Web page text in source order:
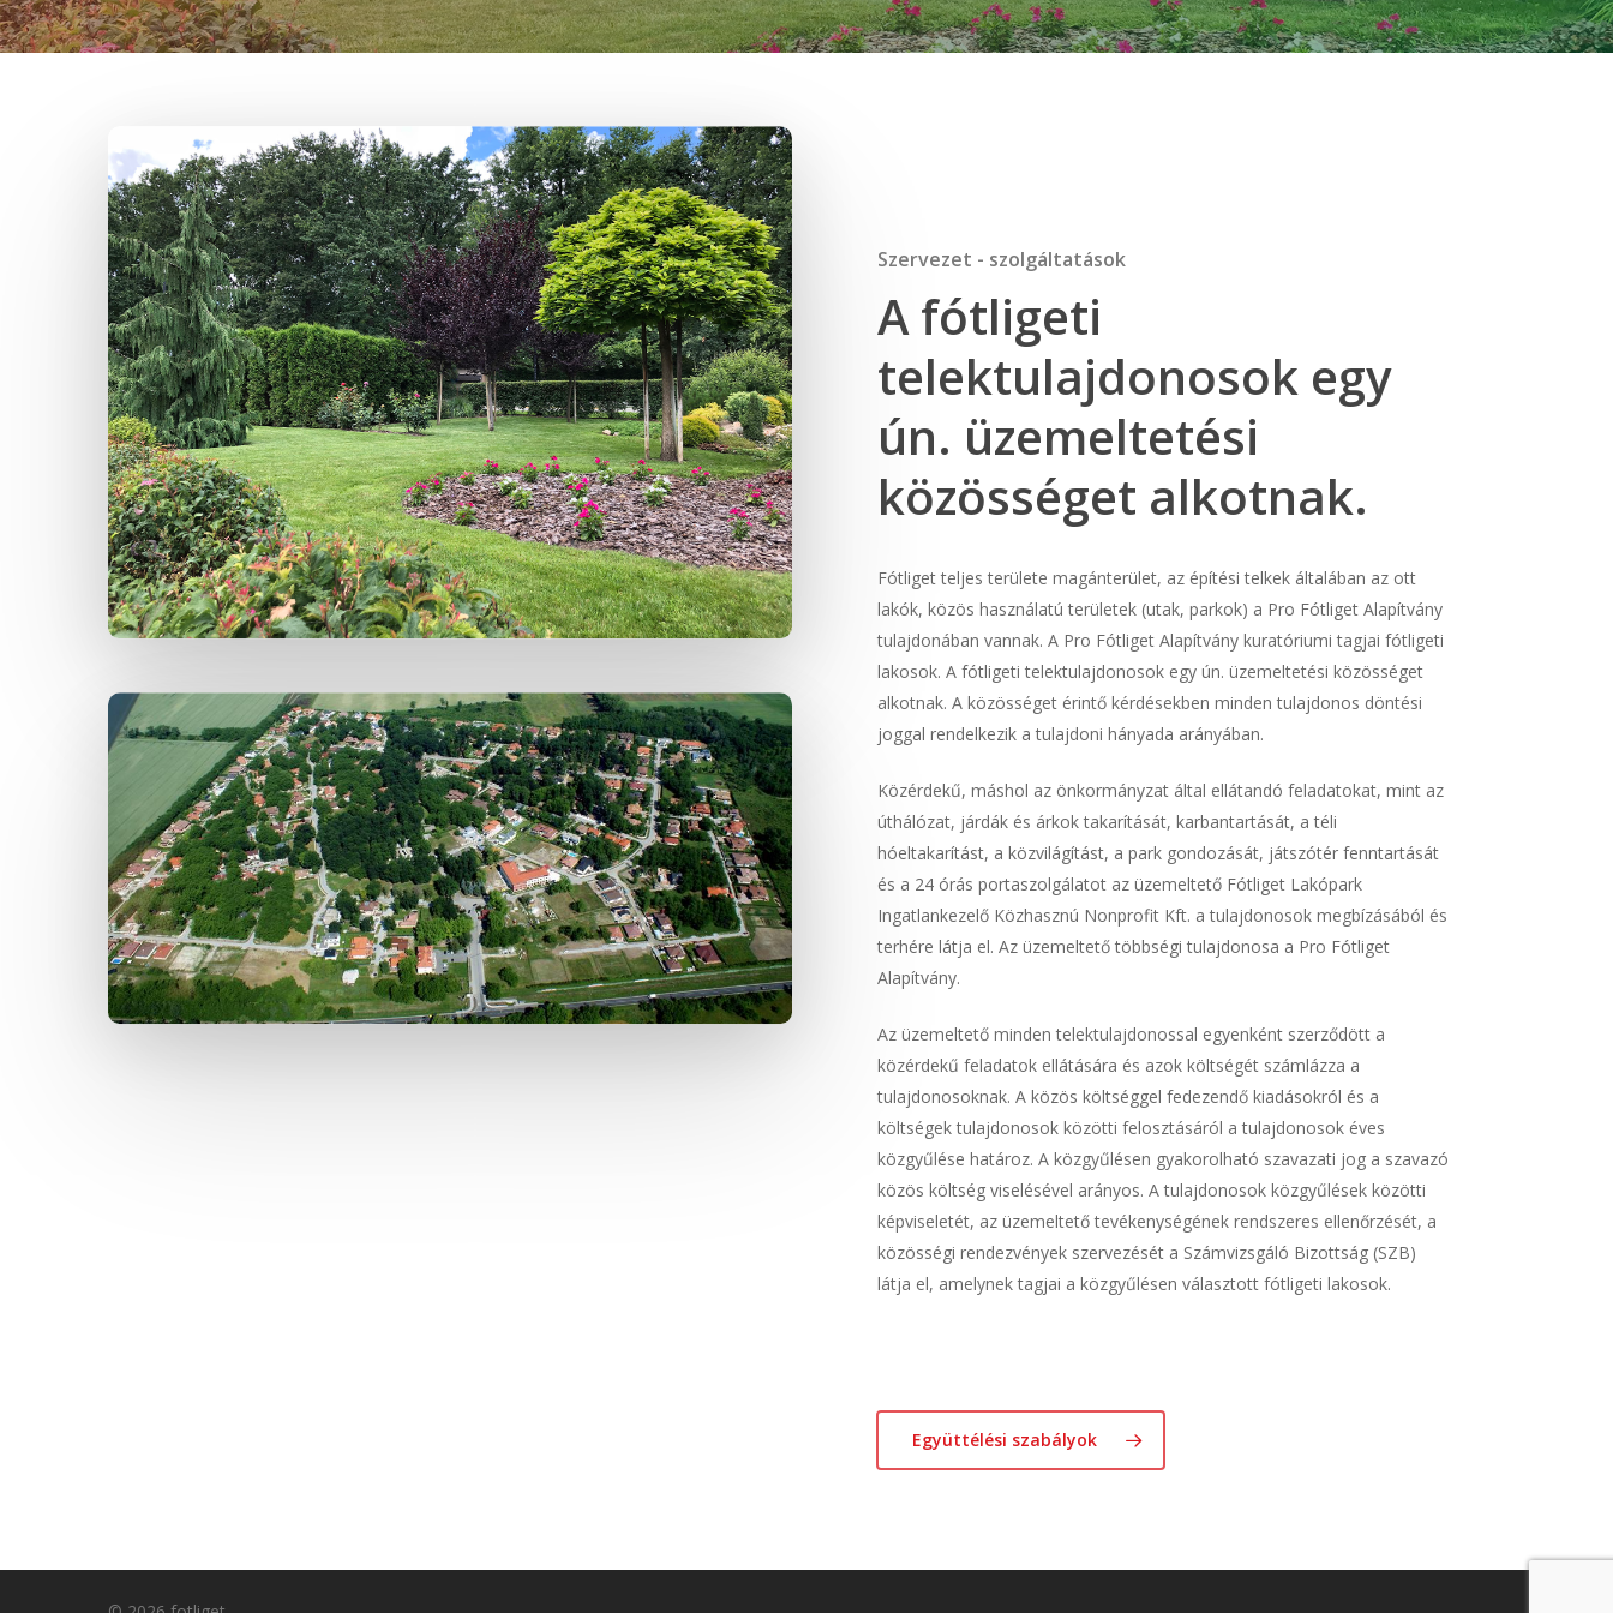
Szervezet - szolgáltatások
A fótligeti
telektulajdonosok egy
ún. üzemeltetési
közösséget alkotnak.
Fótliget teljes területe magánterület, az építési telkek általában az ott
lakók, közös használatú területek (utak, parkok) a Pro Fótliget Alapítvány
tulajdonában vannak. A Pro Fótliget Alapítvány kuratóriumi tagjai fótligeti
lakosok. A fótligeti telektulajdonosok egy ún. üzemeltetési közösséget
alkotnak. A közösséget érintő kérdésekben minden tulajdonos döntési
joggal rendelkezik a tulajdoni hányada arányában.
Közérdekű, máshol az önkormányzat által ellátandó feladatokat, mint az
úthálózat, járdák és árkok takarítását, karbantartását, a téli
hóeltakarítást, a közvilágítást, a park gondozását, játszótér fenntartását
és a 24 órás portaszolgálatot az üzemeltető Fótliget Lakópark
Ingatlankezelő Közhasznú Nonprofit Kft. a tulajdonosok megbízásából és
terhére látja el. Az üzemeltető többségi tulajdonosa a Pro Fótliget
Alapítvány.
Az üzemeltető minden telektulajdonossal egyenként szerződött a
közérdekű feladatok ellátására és azok költségét számlázza a
tulajdonosoknak. A közös költséggel fedezendő kiadásokról és a
költségek tulajdonosok közötti felosztásáról a tulajdonosok éves
közgyűlése határoz. A közgyűlésen gyakorolható szavazati jog a szavazó
közös költség viselésével arányos. A tulajdonosok közgyűlések közötti
képviseletét, az üzemeltető tevékenységének rendszeres ellenőrzését, a
közösségi rendezvények szervezését a Számvizsgáló Bizottság (SZB)
látja el, amelynek tagjai a közgyűlésen választott fótligeti lakosok.
Együttélési szabályok